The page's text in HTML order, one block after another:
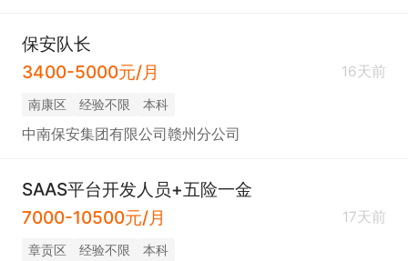
保安队长
3400-5000元/月
16天前
南康区 经验不限 本科
中南保安集团有限公司赣州分公司
SAAS平台开发人员+五险一金
7000-10500元/月
17天前
章贡区 经验不限 本科